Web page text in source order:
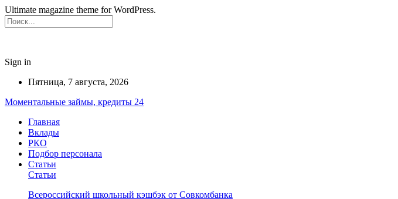
Ultimate magazine theme for WordPress.
Sign in
Пятница, 7 августа, 2026
Моментальные займы, кредиты 24
Главная
Вклады
РКО
Подбор персонала
Статьи
Статьи
Всероссийский школьный кэшбэк от Совкомбанка